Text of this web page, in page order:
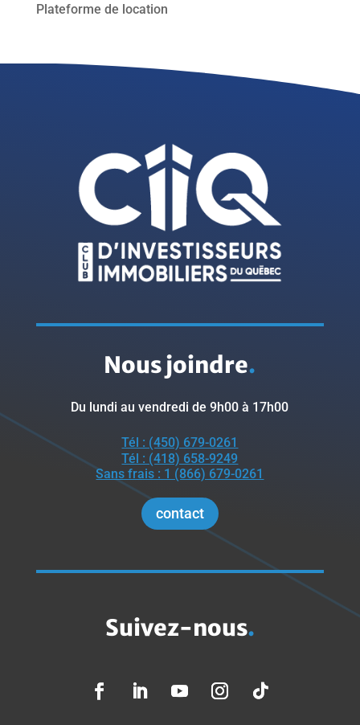
Plateforme de location
Nous joindre.
Du lundi au vendredi de 9h00 à 17h00
Tél : (450) 679-0261
Tél : (418) 658-9249
Sans frais : 1 (866) 679-0261
contact
Suivez-nous.